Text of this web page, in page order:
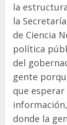
la
la
de Ciencia
política
del
gente
que
donde la